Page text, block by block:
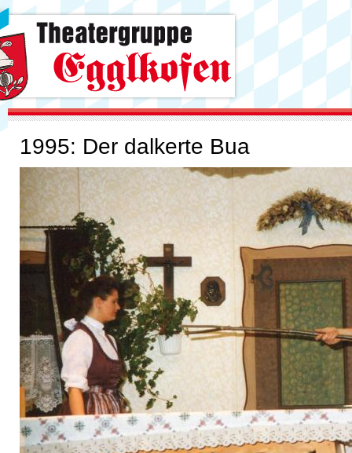
1995: Der dalkerte Bua